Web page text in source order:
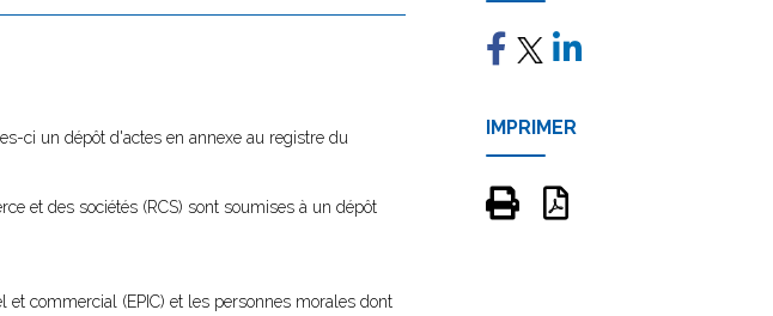
ci un dépôt d'actes en annexe au registre du
et des sociétés (RCS) sont soumises à un dépôt
commercial (EPIC) et les personnes morales dont
IMPRIMER